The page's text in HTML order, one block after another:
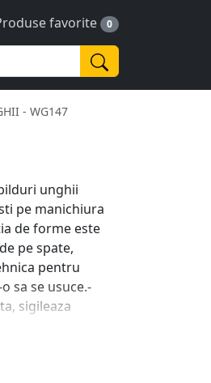
favorite 0
- WG147
unghii
pe manichiura
de forme este
pe spate,
pentru
sa se usuce.-
sigileaza